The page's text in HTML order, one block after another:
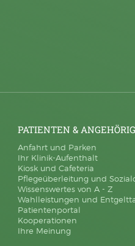
PATIENTEN &
Anfahrt und Parken
Ihr Klinik-Aufenthalt
Kiosk und Cafeteria
Pflegeüberleitung und
Wissenswertes von A - Z
Wahlleistungen und
Patientenportal
Kooperationen
Ihre Meinung